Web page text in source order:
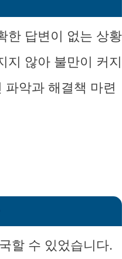
한 답변이 없는 상황
지 않아 불만이 커지
악과 해결책 마련
할 수 있었습니다.